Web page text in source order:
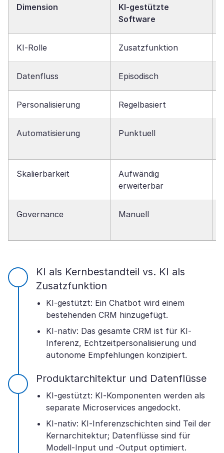
Dimension
KI-gestützte
Software
KI-Rolle Zusatzfunktion
Datenfluss Episodisch
Personalisierung Regelbasiert
Automatisierung Punktuell
Skalierbarkeit
Aufwändig
erweiterbar
Governance Manuell
KI als Kernbestandteil vs. KI als
Zusatzfunktion
KI-gestützt: Ein Chatbot wird einem
bestehenden CRM hinzugefügt.
KI-nativ: Das gesamte CRM ist für KI-
Inferenz, Echtzeitpersonalisierung und
autonome Empfehlungen konzipiert.
Produktarchitektur und Datenflüsse
KI-gestützt: KI-Komponenten werden als
separate Microservices angedockt.
KI-nativ: KI-Inferenzschichten sind Teil der
Kernarchitektur; Datenflüsse sind für
Modell-Input und -Output optimiert.